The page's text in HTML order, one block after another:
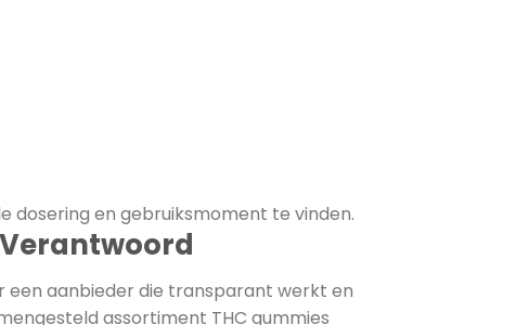
dosering en gebruiksmoment te vinden.
Verantwoord
een aanbieder die transparant werkt en
assortiment THC gummies